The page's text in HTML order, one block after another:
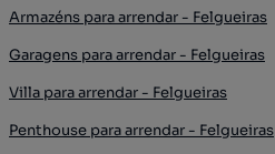
Armazéns para arrendar - Felgueiras
Garagens para arrendar - Felgueiras
Villa para arrendar - Felgueiras
Penthouse para arrendar - Felgueiras